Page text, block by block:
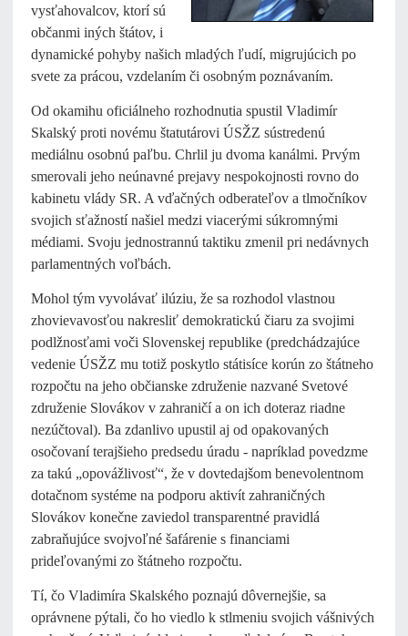
vysťahovalcov, ktorí sú
občanmi iných štátov, i
dynamické pohyby našich mladých ľudí, migrujúcich po
svete za prácou, vzdelaním či osobným poznávaním.
Od okamihu oficiálneho rozhodnutia spustil Vladimír
Skalský proti novému štatutárovi ÚSŽZ sústredenú
mediálnu osobnú paľbu. Chrlil ju dvoma kanálmi. Prvým
smerovali jeho neúnavné prejavy nespokojnosti rovno do
kabinetu vlády SR. A vďačných odberateľov a tlmočníkov
svojich sťažností našiel medzi viacerými súkromnými
médiami. Svoju jednostrannú taktiku zmenil pri nedávnych
parlamentných voľbách.
Mohol tým vyvolávať ilúziu, že sa rozhodol vlastnou
zhovievavosťou nakresliť demokratickú čiaru za svojimi
podlžnosťami voči Slovenskej republike (predchádzajúce
vedenie ÚSŽZ mu totiž poskytlo státisíce korún zo štátneho
rozpočtu na jeho občianske združenie nazvané Svetové
združenie Slovákov v zahraničí a on ich doteraz riadne
nezúčtoval). Ba zdanlivo upustil aj od opakovaných
osočovaní terajšieho predsedu úradu - napríklad povedzme
za takú „opovážlivosť“, že v dovtedajšom benevolentnom
dotačnom systéme na podporu aktivít zahraničných
Slovákov konečne zaviedol transparentné pravidlá
zabraňujúce svojvoľné šafárenie s financiami
prideľovanými zo štátneho rozpočtu.
Tí, čo Vladimíra Skalského poznajú dôvernejšie, sa
oprávnene pýtali, čo ho viedlo k stlmeniu svojich vášnivých